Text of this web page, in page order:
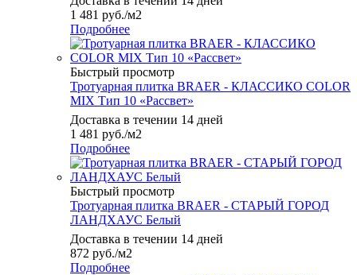
1 481 руб./м2
Подробнее
Быстрый просмотр
Тротуарная плитка BRAER - КЛАССИКО COLOR
MIX Тип 10 «Рассвет»
Доставка в течении 14 дней
1 481 руб./м2
Подробнее
Быстрый просмотр
Тротуарная плитка BRAER - СТАРЫЙ ГОРОД
ЛАНДХАУС Белый
Доставка в течении 14 дней
872 руб./м2
Подробнее